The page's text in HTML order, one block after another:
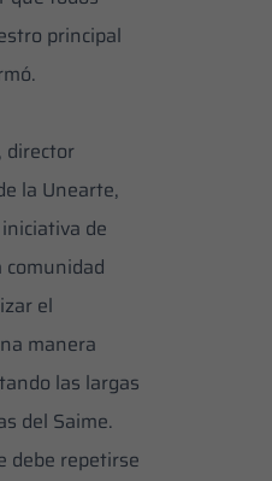
principal
director
la Unearte,
de
el
manera
las largas
del Saime.
debe repetirse